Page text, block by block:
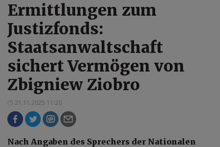
Ermittlungen zum
Justizfonds:
Staatsanwaltschaft
sichert Vermögen von
Zbigniew Ziobro
21.11.2025 11:20
Nach Angaben des Sprechers der Nationalen